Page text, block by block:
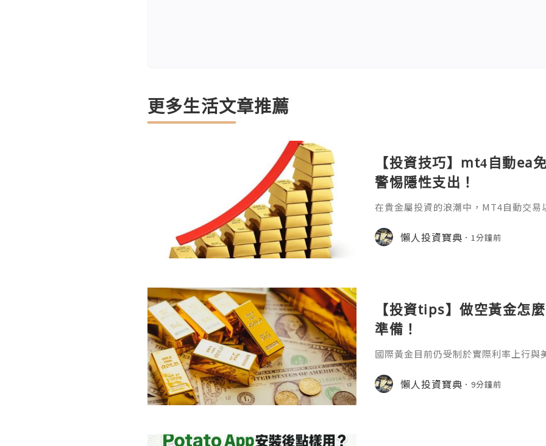
更多生活文章推薦
【投資技巧】mt4自動ea
警惕隱性支出！
在貴金屬投資的浪潮中，MT4自動交
啟用這把"智能鑰匙"之前，一個最基礎
——mt4自動ea免費嗎？答案並非一句
懶人投資寶典 1分鐘前
【投資tips】做空黃金怎
準備！
國際黃金目前仍受制於實際利率上行
價，因此除非出現衝突明顯緩和或通脹
價在中軌下方運行的格局恐怕難以在短
懶人投資寶典 9分鐘前